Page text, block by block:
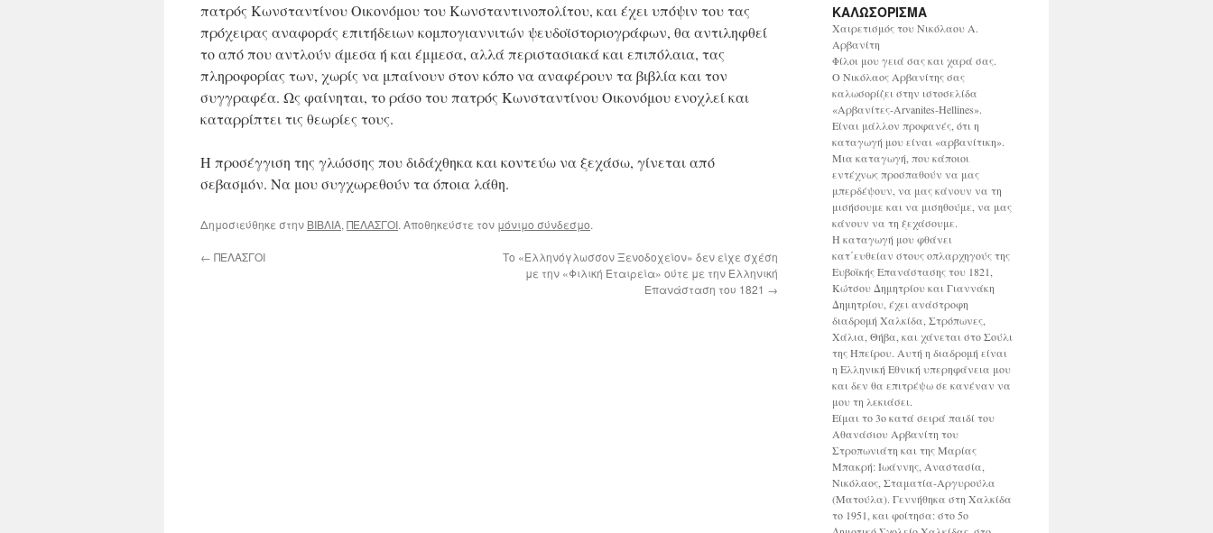
πατρός Κωνσταντίνου Οικονόμου του Κωνσταντινοπολίτου, και έχει υπόψιν του τας
πρόχειρας αναφοράς επιτήδειων κομπογιαννιτών ψευδοϊστοριογράφων, θα αντιληφθεί
το από που αντλούν άμεσα ή και έμμεσα, αλλά περιστασιακά και επιπόλαια, τας
πληροφορίας των, χωρίς να μπαίνουν στον κόπο να αναφέρουν τα βιβλία και τον
συγγραφέα. Ως φαίνηται, το ράσο του πατρός Κωνσταντίνου Οικονόμου ενοχλεί και
καταρρίπτει τις θεωρίες τους.
Η προσέγγιση της γλώσσης που διδάχθηκα και κοντεύω να ξεχάσω, γίνεται από
σεβασμόν. Να μου συγχωρεθούν τα όποια λάθη.
Δημοσιεύθηκε στην ΒΙΒΛΙΑ,ΠΕΛΑΣΓΟΙ. Αποθηκεύστε τον μόνιμο σύνδεσμο.
← ΠΕΛΑΣΓΟΙ
Το «Ελληνόγλωσσον Ξενοδοχείον» δεν είχε σχέση
με την «Φιλική Εταιρεία» ούτε με την Ελληνική
Επανάσταση του 1821 →
ΚΑΛΩΣΟΡΙΣΜΑ
Χαιρετισμός του Νικόλαου Α.
Αρβανίτη
Φίλοι μου γειά σας και χαρά σας.
Ο Νικόλαος Αρβανίτης σας
καλωσορίζει στην ιστοσελίδα
«Αρβανίτες-Arvanites-Hellines».
Είναι μάλλον προφανές, ότι η
καταγωγή μου είναι «αρβανίτικη».
Μια καταγωγή, που κάποιοι
εντέχνως προσπαθούν να μας
μπερδέψουν, να μας κάνουν να τη
μισήσουμε και να μισηθούμε, να μας
κάνουν να τη ξεχάσουμε.
Η καταγωγή μου φθάνει
κατ΄ευθείαν στους οπλαρχηγούς της
Ευβοϊκής Επανάστασης του 1821,
Κώτσου Δημητρίου και Γιαννάκη
Δημητρίου, έχει ανάστροφη
διαδρομή Χαλκίδα, Στρόπωνες,
Χάλια, Θήβα, και χάνεται στο Σούλι
της Ηπείρου. Αυτή η διαδρομή είναι
η Ελληνική Εθνική υπερηφάνεια μου
και δεν θα επιτρέψω σε κανέναν να
μου τη λεκιάσει.
Είμαι το 3ο κατά σειρά παιδί του
Αθανάσιου Αρβανίτη του
Στροπωνιάτη και της Μαρίας
Μπακρή: Ιωάννης, Αναστασία,
Νικόλαος, Σταματία-Αργυρούλα
(Ματούλα). Γεννήθηκα στη Χαλκίδα
το 1951, και φοίτησα: στο 5ο